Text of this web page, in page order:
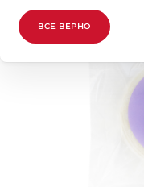
ВСЕ ВЕРНО